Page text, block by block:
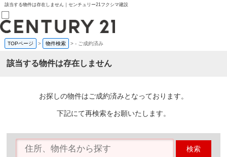
該当する物件は存在しません｜センチュリー21フクシマ建設
売買部
0120-800-844
賃貸部
会員メニュー
物件を探す
購入TOP
TOPページ > 物件検索 >- ご成約済み
該当する物件は存在しません
お探しの物件はご成約済みとなっております。
下記にて再検索をお願いたします。
検索